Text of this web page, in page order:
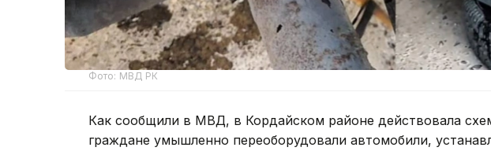
Фото: МВД РК
Как сообщили в МВД, в Кордайском районе действовала
граждане умышленно переоборудовали автомобили,